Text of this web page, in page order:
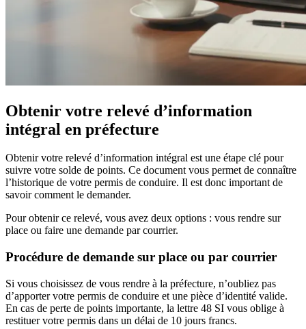
Obtenir votre relevé d’information
intégral en préfecture
Obtenir votre relevé d’information intégral est une étape clé pour
suivre votre solde de points. Ce document vous permet de connaître
l’historique de votre permis de conduire. Il est donc important de
savoir comment le demander.
Pour obtenir ce relevé, vous avez deux options : vous rendre sur
place ou faire une demande par courrier.
Procédure de demande sur place ou par courrier
Si vous choisissez de vous rendre à la préfecture, n’oubliez pas
d’apporter votre permis de conduire et une pièce d’identité valide.
En cas de perte de points importante, la lettre 48 SI vous oblige à
restituer votre permis dans un délai de 10 jours francs.